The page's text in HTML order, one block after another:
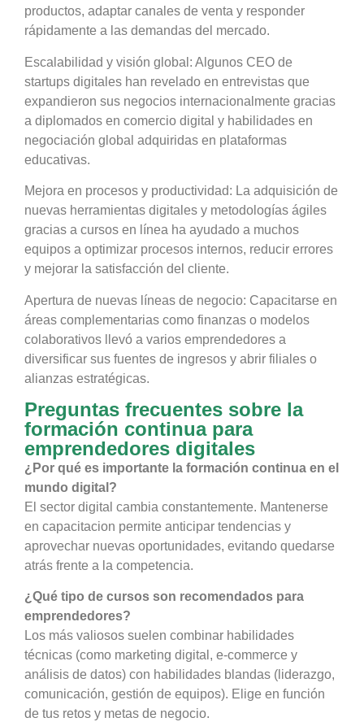
productos, adaptar canales de venta y responder
rápidamente a las demandas del mercado.
Escalabilidad y visión global: Algunos CEO de
startups digitales han revelado en entrevistas que
expandieron sus negocios internacionalmente gracias
a diplomados en comercio digital y habilidades en
negociación global adquiridas en plataformas
educativas.
Mejora en procesos y productividad: La adquisición de
nuevas herramientas digitales y metodologías ágiles
gracias a cursos en línea ha ayudado a muchos
equipos a optimizar procesos internos, reducir errores
y mejorar la satisfacción del cliente.
Apertura de nuevas líneas de negocio: Capacitarse en
áreas complementarias como finanzas o modelos
colaborativos llevó a varios emprendedores a
diversificar sus fuentes de ingresos y abrir filiales o
alianzas estratégicas.
Preguntas frecuentes sobre la
formación continua para
emprendedores digitales
¿Por qué es importante la formación continua en el
mundo digital?
El sector digital cambia constantemente. Mantenerse
en capacitacion permite anticipar tendencias y
aprovechar nuevas oportunidades, evitando quedarse
atrás frente a la competencia.
¿Qué tipo de cursos son recomendados para
emprendedores?
Los más valiosos suelen combinar habilidades
técnicas (como marketing digital, e-commerce y
análisis de datos) con habilidades blandas (liderazgo,
comunicación, gestión de equipos). Elige en función
de tus retos y metas de negocio.